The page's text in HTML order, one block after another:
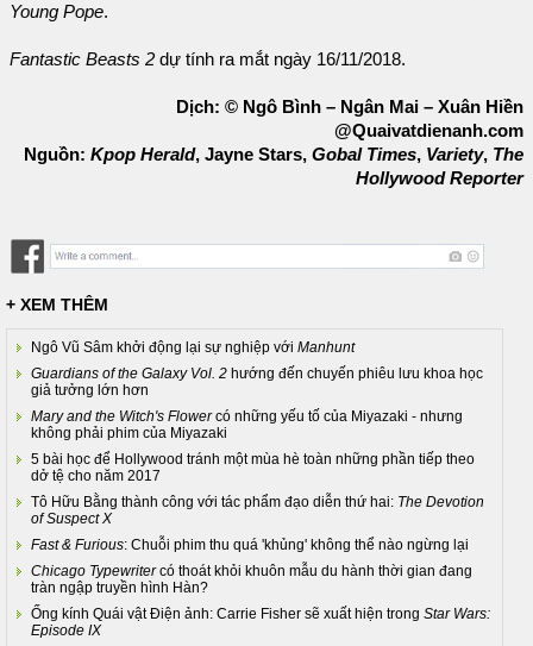
Young Pope.
Fantastic Beasts 2 dự tính ra mắt ngày 16/11/2018.
Dịch: © Ngô Bình – Ngân Mai – Xuân Hiền
@Quaivatdienanh.com
Nguồn: Kpop Herald, Jayne Stars, Gobal Times, Variety, The
Hollywood Reporter
+ XEM THÊM
Ngô Vũ Sâm khởi động lại sự nghiệp với Manhunt
Guardians of the Galaxy Vol. 2 hướng đến chuyến phiêu lưu khoa học
giả tưởng lớn hơn
Mary and the Witch's Flowercó những yếu tố của Miyazaki - nhưng
không phải phim của Miyazaki
5 bài học để Hollywood tránh một mùa hè toàn những phần tiếp theo
dở tệ cho năm 2017
Tô Hữu Bằng thành công với tác phẩm đạo diễn thứ hai: The Devotion
of Suspect X
Fast & Furious: Chuỗi phim thu quá 'khủng' không thể nào ngừng lại
Chicago Typewritercó thoát khỏi khuôn mẫu du hành thời gian đang
tràn ngập truyền hình Hàn?
Ống kính Quái vật Điện ảnh: Carrie Fisher sẽ xuất hiện trong Star Wars:
Episode IX